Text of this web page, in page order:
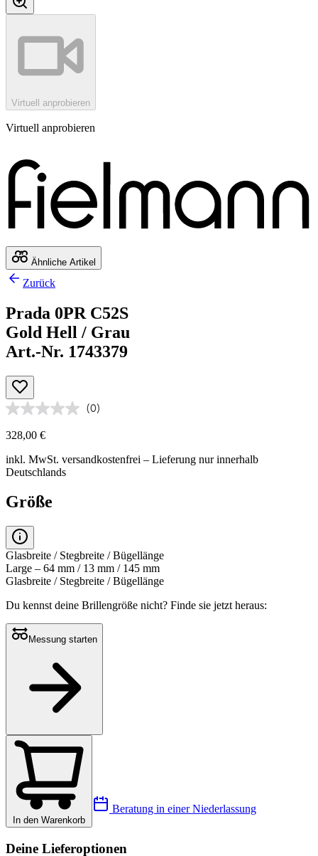
Virtuell anprobieren
Virtuell anprobieren
Ähnliche Artikel
Zurück
Prada 0PR C52S
Gold Hell / Grau
Art.-Nr. 1743379
(0)
328,00 €
inkl. MwSt. versandkostenfrei – Lieferung nur innerhalb
Deutschlands
Größe
Glasbreite / Stegbreite / Bügellänge
Large – 64 mm / 13 mm / 145 mm
Glasbreite / Stegbreite / Bügellänge
Du kennst deine Brillengröße nicht? Finde sie jetzt heraus:
Messung starten
In den Warenkorb
Beratung in einer Niederlassung
Deine Lieferoptionen